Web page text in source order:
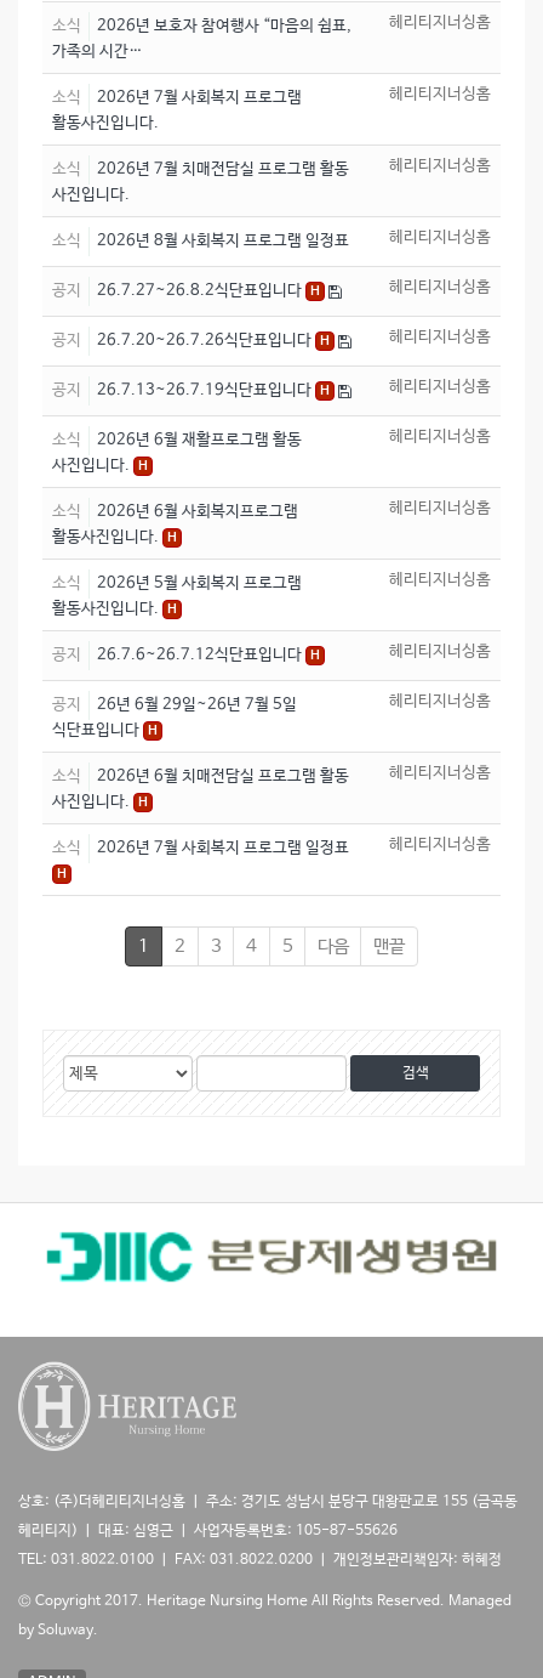
소식
2026년 보호자 참여행사 “마음의 쉼표,
가족의 시간…
헤리티지너싱홈
소식
2026년 7월 사회복지 프로그램
활동사진입니다.
헤리티지너싱홈
소식
2026년 7월 치매전담실 프로그램 활동
사진입니다.
헤리티지너싱홈
소식 2026년 8월 사회복지 프로그램 일정표 헤리티지너싱홈
공지 26.7.27~26.8.2식단표입니다 H 헤리티지너싱홈
공지 26.7.20~26.7.26식단표입니다 H 헤리티지너싱홈
공지 26.7.13~26.7.19식단표입니다 H 헤리티지너싱홈
소식
2026년 6월 재활프로그램 활동
사진입니다.
H
헤리티지너싱홈
소식
2026년 6월 사회복지프로그램
활동사진입니다.
H
헤리티지너싱홈
소식
2026년 5월 사회복지 프로그램
활동사진입니다.
H
헤리티지너싱홈
공지 26.7.6~26.7.12식단표입니다 H 헤리티지너싱홈
공지
26년 6월 29일~26년 7월 5일
식단표입니다
H
헤리티지너싱홈
소식
2026년 6월 치매전담실 프로그램 활동
사진입니다.
H
헤리티지너싱홈
소식 2026년 7월 사회복지 프로그램 일정표
H
헤리티지너싱홈
1 2 3 4 5 다음 맨끝
게
시
검
색
색
상호: (주)더헤리티지너싱홈 ㅣ 주소: 경기도 성남시 분당구 대왕판교로 155 (금곡동
헤리티지) ㅣ 대표: 심영근 ㅣ 사업자등록번호: 105-87-55626
TEL: 031.8022.0100 ㅣ FAX: 031.8022.0200 ㅣ 개인정보관리책임자: 허혜정
© Copyright 2017. Heritage Nursing Home All Rights Reserved. Managed
by Soluway.